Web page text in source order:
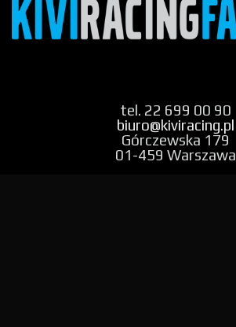
tel. 22 699 00 90
biuro@kiviracing.pl
Górczewska 179
01-459 Warszawa